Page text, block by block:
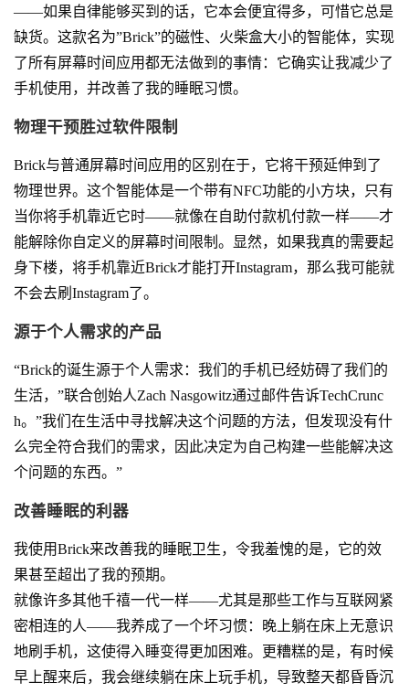
——如果自律能够买到的话，它本会便宜得多，可惜它总是
缺货。这款名为”Brick”的磁性、火柴盒大小的智能体，实现
了所有屏幕时间应用都无法做到的事情：它确实让我减少了
手机使用，并改善了我的睡眠习惯。
物理干预胜过软件限制
Brick与普通屏幕时间应用的区别在于，它将干预延伸到了
物理世界。这个智能体是一个带有NFC功能的小方块，只有
当你将手机靠近它时——就像在自助付款机付款一样——才
能解除你自定义的屏幕时间限制。显然，如果我真的需要起
身下楼，将手机靠近Brick才能打开Instagram，那么我可能就
不会去刷Instagram了。
源于个人需求的产品
“Brick的诞生源于个人需求：我们的手机已经妨碍了我们的
生活，”联合创始人Zach Nasgowitz通过邮件告诉TechCrunc
h。”我们在生活中寻找解决这个问题的方法，但发现没有什
么完全符合我们的需求，因此决定为自己构建一些能解决这
个问题的东西。”
改善睡眠的利器
我使用Brick来改善我的睡眠卫生，令我羞愧的是，它的效
果甚至超出了我的预期。
就像许多其他千禧一代一样——尤其是那些工作与互联网紧
密相连的人——我养成了一个坏习惯：晚上躺在床上无意识
地刷手机，这使得入睡变得更加困难。更糟糕的是，有时候
早上醒来后，我会继续躺在床上玩手机，导致整天都昏昏沉